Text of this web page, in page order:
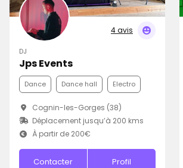
4 avis
DJ
Jps Events
Dance Dance hall Electro
Cognin-les-Gorges (38)
Déplacement jusqu’à 200 kms
À partir de 200€
Contacter Profil